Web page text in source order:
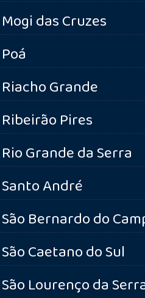
Mogi das Cruzes
Poá
Riacho Grande
Ribeirão Pires
Rio Grande da Serra
Santo André
São Bernardo do
São Caetano do Sul
São Lourenço da